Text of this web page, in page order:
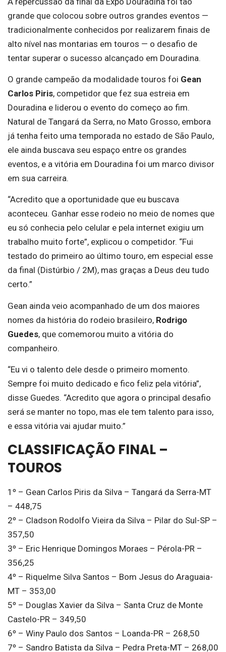
grande que colocou sobre outros grandes eventos —
tradicionalmente conhecidos por realizarem finais de
alto nível nas montarias em touros — o desafio de
tentar superar o sucesso alcançado em Douradina.
O grande campeão da modalidade touros foi Gean
Carlos Piris, competidor que fez sua estreia em
Douradina e liderou o evento do começo ao fim.
Natural de Tangará da Serra, no Mato Grosso, embora
já tenha feito uma temporada no estado de São Paulo,
ele ainda buscava seu espaço entre os grandes
eventos, e a vitória em Douradina foi um marco divisor
em sua carreira.
“Acredito que a oportunidade que eu buscava
aconteceu. Ganhar esse rodeio no meio de nomes que
eu só conhecia pelo celular e pela internet exigiu um
trabalho muito forte”, explicou o competidor. “Fui
testado do primeiro ao último touro, em especial esse
da final (Distúrbio / 2M), mas graças a Deus deu tudo
certo.”
Gean ainda veio acompanhado de um dos maiores
nomes da história do rodeio brasileiro, Rodrigo
Guedes, que comemorou muito a vitória do
companheiro.
“Eu vi o talento dele desde o primeiro momento.
Sempre foi muito dedicado e fico feliz pela vitória”,
disse Guedes. “Acredito que agora o principal desafio
será se manter no topo, mas ele tem talento para isso,
e essa vitória vai ajudar muito.”
CLASSIFICAÇÃO FINAL –
TOUROS
1º – Gean Carlos Piris da Silva – Tangará da Serra-MT
– 448,75
2º – Cladson Rodolfo Vieira da Silva – Pilar do Sul-SP –
357,50
3º – Eric Henrique Domingos Moraes – Pérola-PR –
356,25
4º – Riquelme Silva Santos – Bom Jesus do Araguaia-
MT – 353,00
5º – Douglas Xavier da Silva – Santa Cruz de Monte
Castelo-PR – 349,50
6º – Winy Paulo dos Santos – Loanda-PR – 268,50
7º – Sandro Batista da Silva – Pedra Preta-MT – 268,00